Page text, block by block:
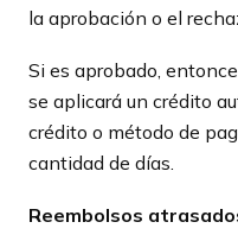
la aprobación o el
Si es aprobado,
se aplicará un crédito
crédito o método de
cantidad de días.
Reembolsos